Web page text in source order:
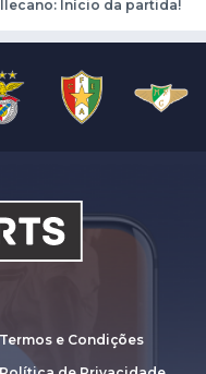
Início da partida!
Termos e Condições